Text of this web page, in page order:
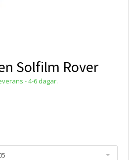
Solfilm Rover
- 4-6 dagar.